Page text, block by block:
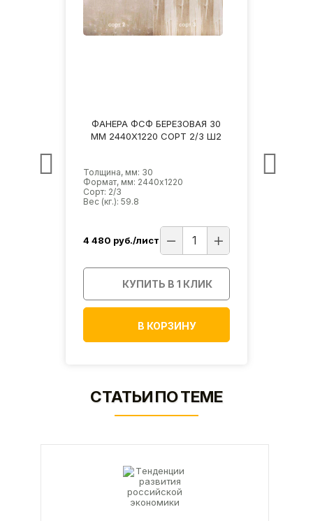
ФАНЕРА ФСФ БЕРЕЗОВАЯ 30
ММ 2440Х1220 СОРТ 2/3 Ш2
Толщина, мм: 30
Формат, мм: 2440х1220
Сорт: 2/3
Вес (кг.): 59.8
4 480 руб./лист
КУПИТЬ В 1 КЛИК
В КОРЗИНУ
СТАТЬИ ПО ТЕМЕ